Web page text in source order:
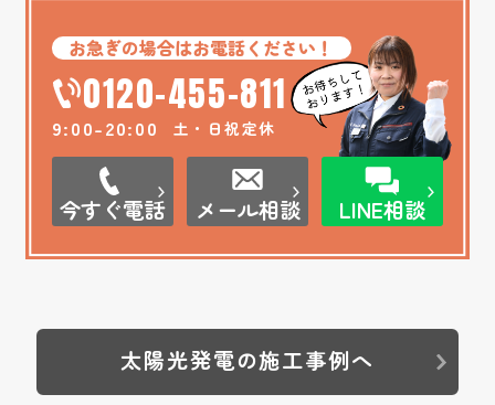
お急ぎの場合はお電話ください！
0120-455-811
9:00-20:00 土・日祝定休
今すぐ電話 メール相談 LINE相談
太陽光発電の施工事例へ